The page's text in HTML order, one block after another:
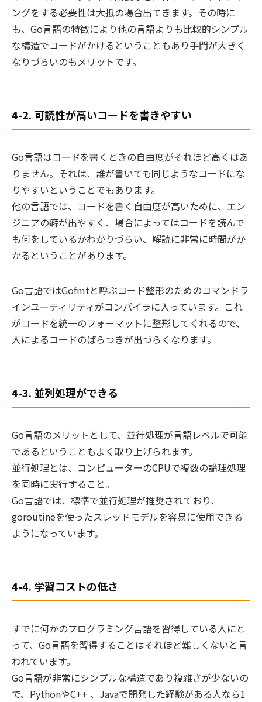
ングをする必要性は大抵の場合出てきます。その時に
も、 Go言語の特徴により他の言語よりも比較的シンプル
な構造でコードがかけるということもあり手間が大きく
なりづらいのもメリットです。
4-2. 可読性が高いコードを書きやすい
Go言語はコードを書くときの自由度がそれほど高くはあ
りません。それは、誰が書いても同じようなコードにな
りやすいということでもあります。
他の言語では、コードを書く自由度が高いために、エン
ジニアの癖が出やすく、場合によってはコードを読んで
も何をしているかわかりづらい、解読に非常に時間がか
かるということがあります。
Go言語ではGofmtと呼ぶコード整形のためのコマンドラ
インユーティリティがコンパイラに入っています。これ
がコードを統一のフォーマットに整形してくれるので、
人によるコードのばらつきが出づらくなります。
4-3. 並列処理ができる
Go言語のメリットとして、並行処理が言語レベルで可能
であるということもよく取り上げられます。
並行処理とは、コンピューターのCPUで複数の論理処理
を同時に実行すること。
Go言語では、標準で並行処理が推奨されており、
goroutineを使ったスレッドモデルを容易に使用できる
ようになっています。
4-4. 学習コストの低さ
すでに何かのプログラミング言語を習得している人にと
って、Go言語を習得することはそれほど難しくないと言
われています。
Go言語が非常にシンプルな構造であり複雑さが少ないの
で、PythonやC++ 、Javaで開発した経験がある人なら1